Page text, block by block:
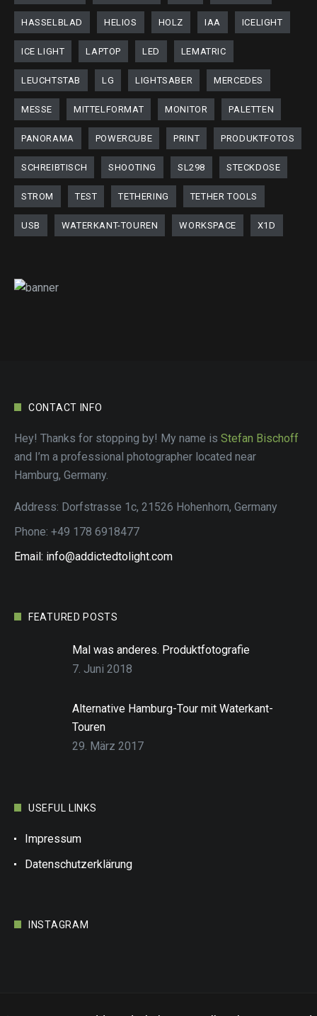
HASSELBLAD HELIOS HOLZ IAA ICELIGHT
ICE LIGHT LAPTOP LED LEMATRIC
LEUCHTSTAB LG LIGHTSABER MERCEDES
MESSE MITTELFORMAT MONITOR PALETTEN
PANORAMA POWERCUBE PRINT PRODUKTFOTOS
SCHREIBTISCH SHOOTING SL298 STECKDOSE
STROM TEST TETHERING TETHER TOOLS
USB WATERKANT-TOUREN WORKSPACE X1D
CONTACT INFO
Hey! Thanks for stopping by! My name is Stefan Bischoff
and I’m a professional photographer located near
Hamburg, Germany.
Address: Dorfstrasse 1c, 21526 Hohenhorn, Germany
Phone: +49 178 6918477
Email: info@addictedtolight.com
FEATURED POSTS
Mal was anderes. Produktfotografie
7. Juni 2018
Alternative Hamburg-Tour mit Waterkant-
Touren
29. März 2017
USEFUL LINKS
Impressum
Datenschutzerklärung
INSTAGRAM